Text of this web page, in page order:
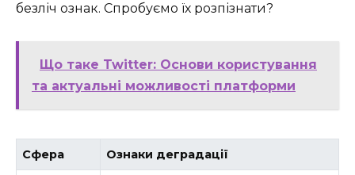
безліч ознак. Спробуємо їх розпізнати?
Що таке Twitter: Основи користування
та актуальні можливості платформи
Сфера Ознаки деградації